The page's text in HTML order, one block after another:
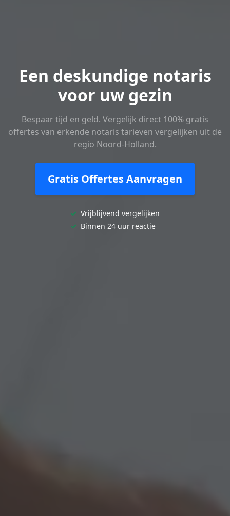
Een deskundige notaris
voor uw gezin
Bespaar tijd en geld. Vergelijk direct 100% gratis
offertes van erkende notaris tarieven vergelijken uit de
regio Noord-Holland.
Gratis Offertes Aanvragen
✓ Vrijblijvend vergelijken
✓ Binnen 24 uur reactie